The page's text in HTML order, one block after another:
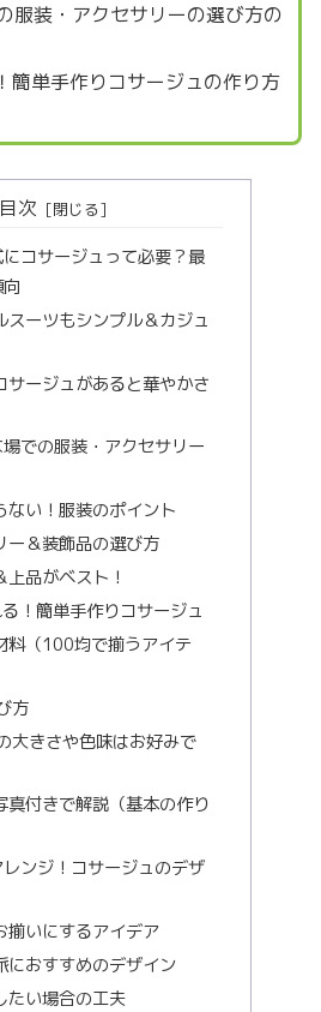
服装・アクセサリーの選び方の
単手作りコサージュの作り方
目次
コサージュって必要？最
スーツもシンプル＆カジュ
サージュがあると華やかさ
での服装・アクセサリー
ない！服装のポイント
ー＆装飾品の選び方
上品がベスト！
！簡単手作りコサージュ
料（100均で揃うアイテ
方
大きさや色味はお好みで
真付きで解説（基本の作り
ンジ！コサージュのデザ
揃いにするアイデア
におすすめのデザイン
たい場合の工夫